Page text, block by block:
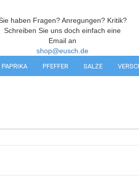
haben Fragen? Anregungen? Kritik?
Schreiben Sie uns doch einfach eine
Email an
shop@eusch.de
PAPRIKA PFEFFER SALZE